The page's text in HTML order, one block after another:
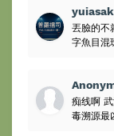
丟臉的不
字魚目混
痴线啊
毒溯源最